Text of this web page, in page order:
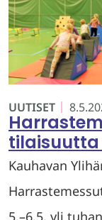
UUTISET
Kauhavan